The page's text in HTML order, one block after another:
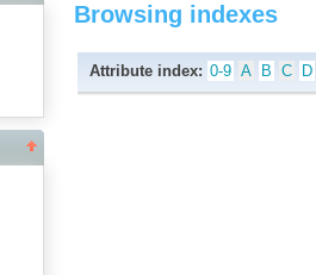
Browsing indexes
Attribute index: 0-9 A B C D